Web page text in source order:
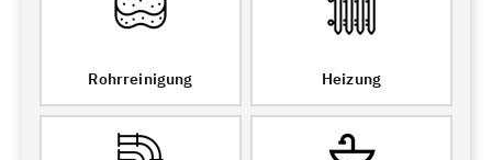
Rohrreinigung Heizung